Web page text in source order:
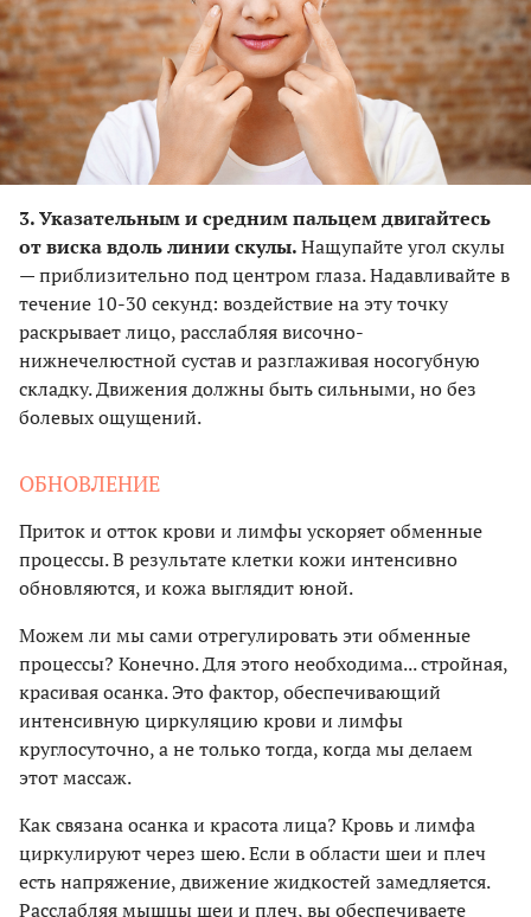
3. Указательным и средним пальцем двигайтесь
от виска вдоль линии скулы.Нащупайте угол скулы
— приблизительно под центром глаза. Надавливайте в
течение 10-30 секунд: воздействие на эту точку
раскрывает лицо, расслабляя височно-
нижнечелюстной сустав и разглаживая носогубную
складку. Движения должны быть сильными, но без
болевых ощущений.
ОБНОВЛЕНИЕ
Приток и отток крови и лимфы ускоряет обменные
процессы. В результате клетки кожи интенсивно
обновляются, и кожа выглядит юной.
Можем ли мы сами отрегулировать эти обменные
процессы? Конечно. Для этого необходима... стройная,
красивая осанка. Это фактор, обеспечивающий
интенсивную циркуляцию крови и лимфы
круглосуточно, а не только тогда, когда мы делаем
этот массаж.
Как связана осанка и красота лица? Кровь и лимфа
циркулируют через шею. Если в области шеи и плеч
есть напряжение, движение жидкостей замедляется.
Расслабляя мышцы шеи и плеч, вы обеспечиваете